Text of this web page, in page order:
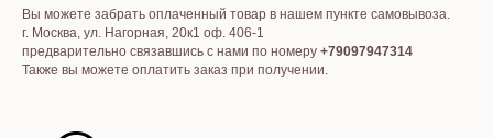
Вы можете забрать оплаченный товар в нашем пункте самовывоза.
г. Москва, ул. Нагорная, 20к1 оф. 406-1
предварительно связавшись с нами по номеру +79097947314
Также вы можете оплатить заказ при получении.